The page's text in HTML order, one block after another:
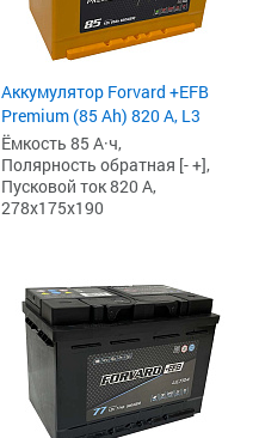
Аккумулятор Forvard +EFB
Premium (85 Ah) 820 А, L3
Ёмкость 85 А·ч,
Полярность обратная [- +],
Пусковой ток 820 А,
278x175x190